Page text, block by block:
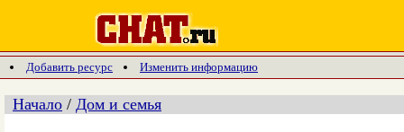
Добавить ресурс Изменить информацию
Начало / Дом и семья